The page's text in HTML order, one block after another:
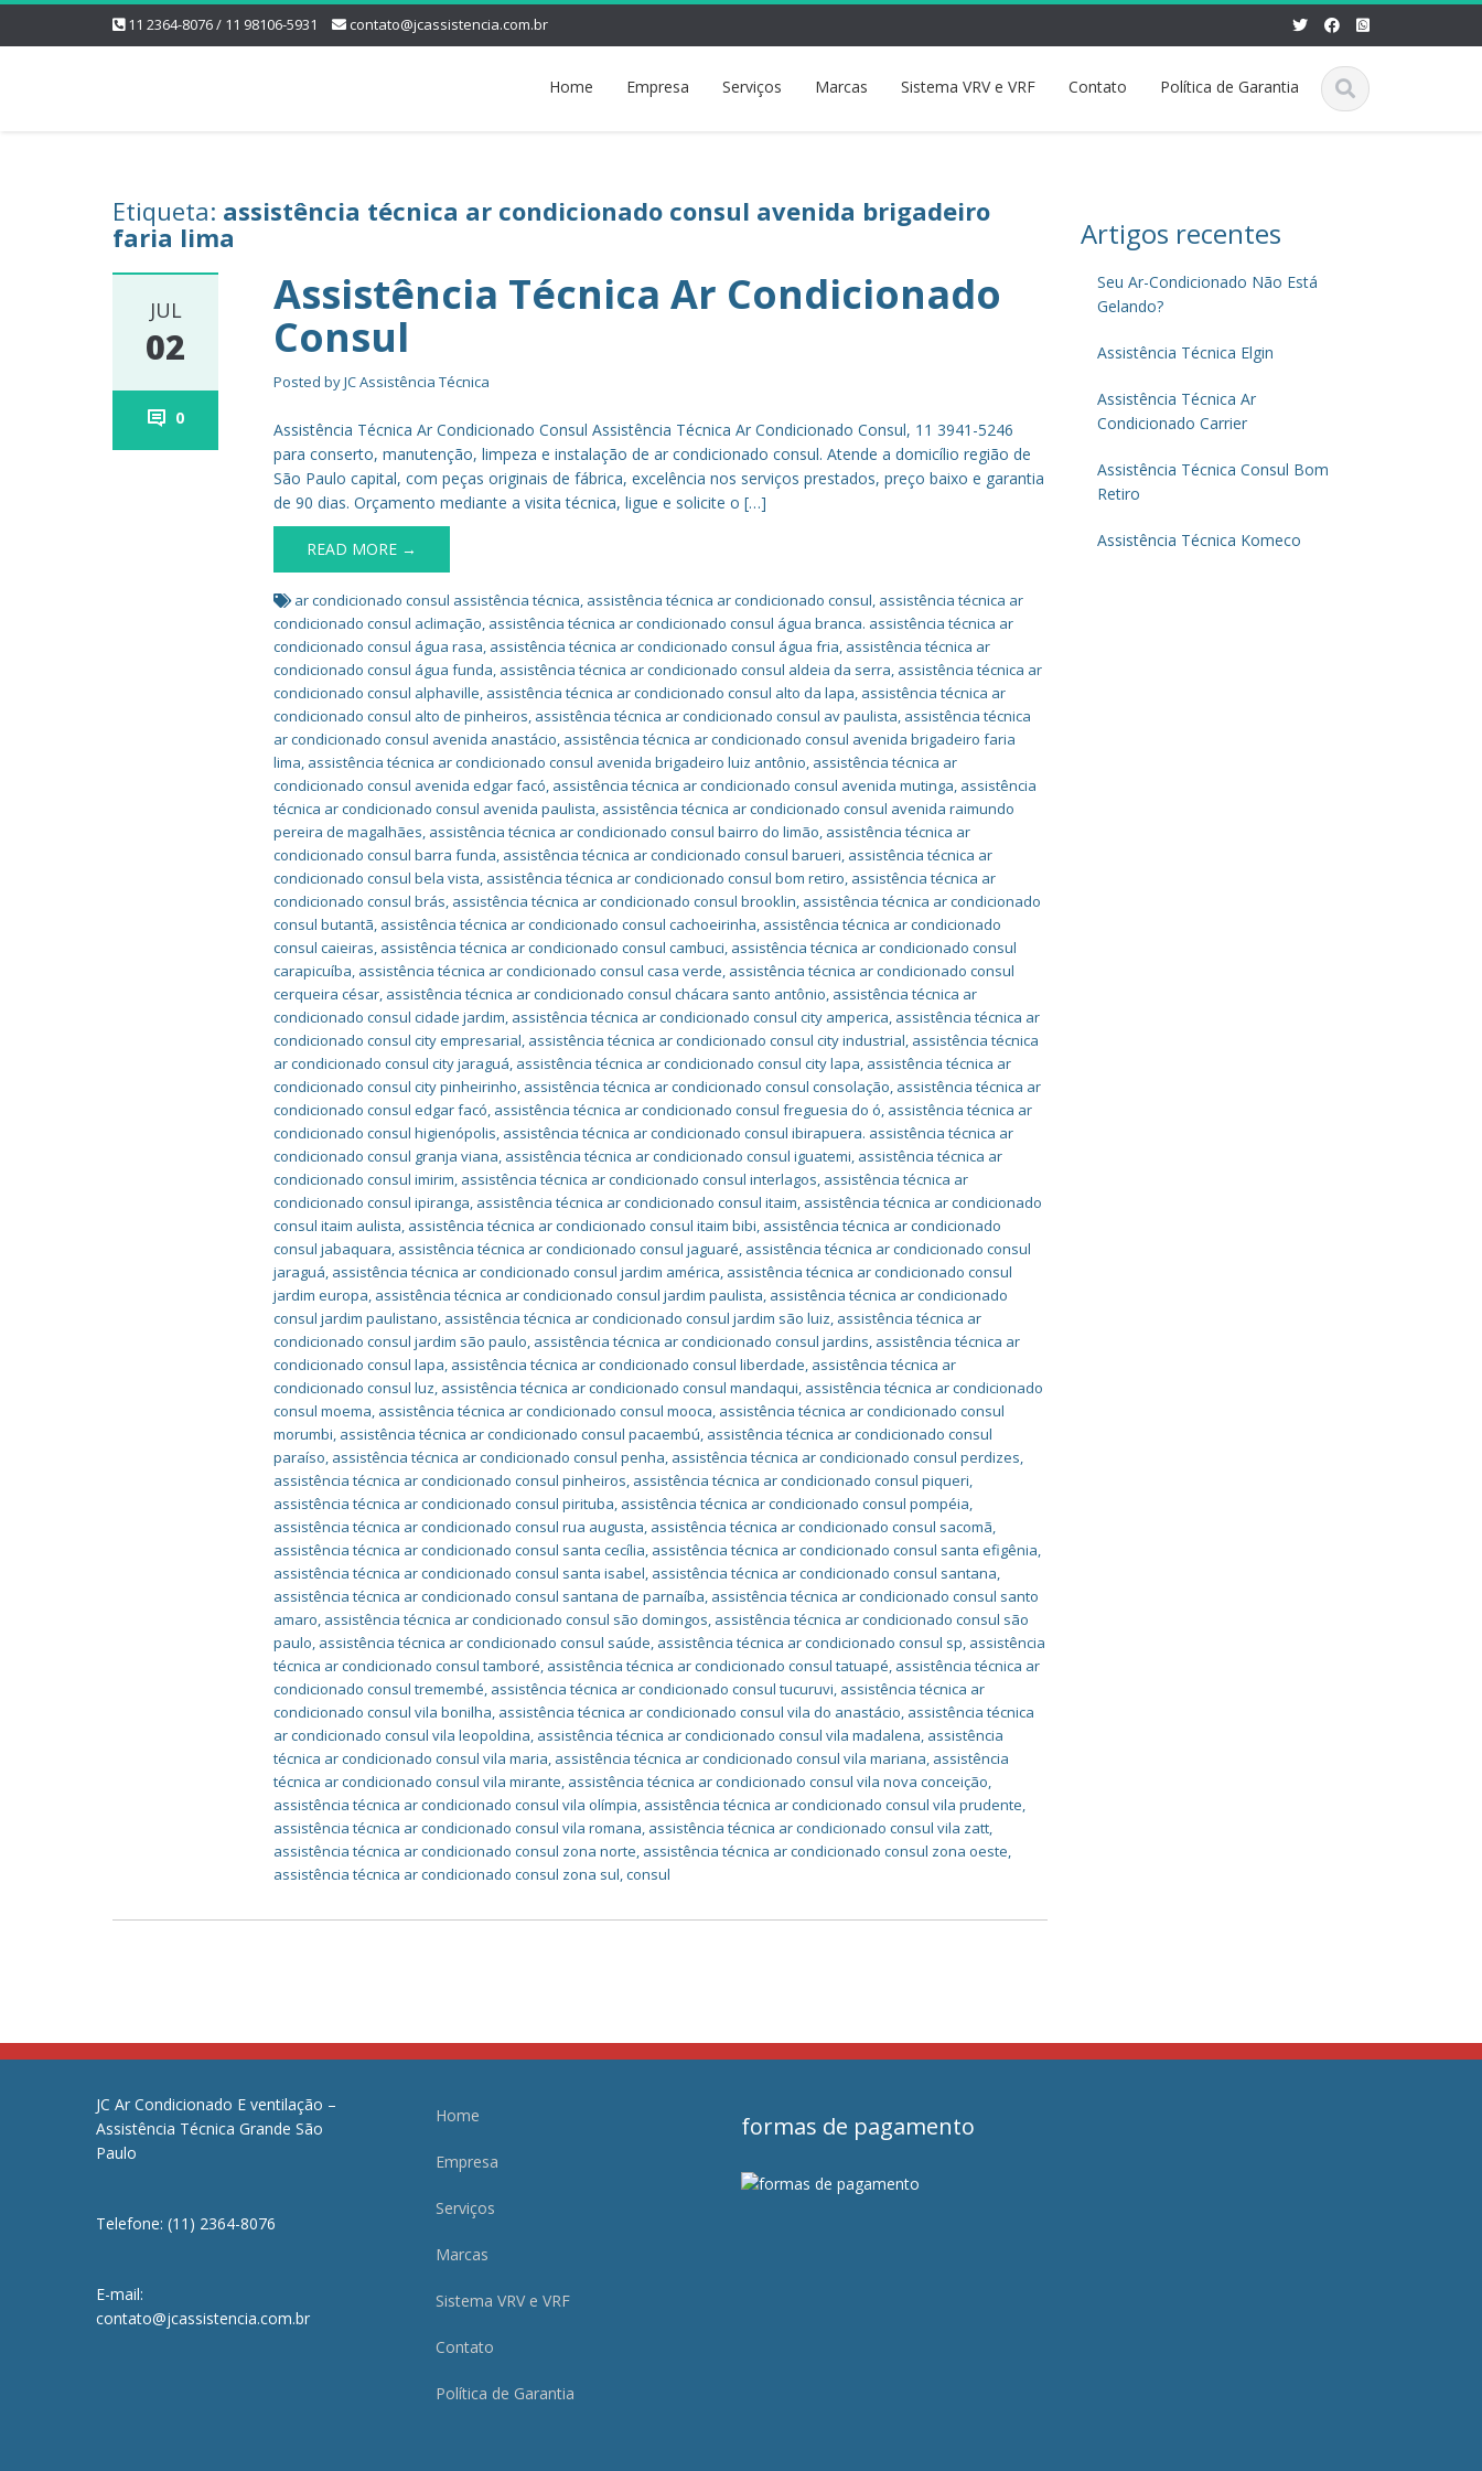
11 2364-8076 / 11 98106-5931 contato@jcassistencia.com.br
Home Empresa Serviços Marcas Sistema VRV e VRF Contato Política de Garantia
Etiqueta: assistência técnica ar condicionado consul avenida brigadeiro
faria lima
JUL
02
0
Assistência Técnica Ar Condicionado
Consul
Posted byJC Assistência Técnica
Assistência Técnica Ar Condicionado Consul Assistência Técnica Ar Condicionado Consul, 11 3941-5246
para conserto, manutenção, limpeza e instalação de ar condicionado consul. Atende a domicílio região de
São Paulo capital, com peças originais de fábrica, excelência nos serviços prestados, preço baixo e garantia
de 90 dias. Orçamento mediante a visita técnica, ligue e solicite o […]
READ MORE →
ar condicionado consul assistência técnica, assistência técnica ar condicionado consul, assistência técnica ar
condicionado consul aclimação, assistência técnica ar condicionado consul água branca. assistência técnica ar
condicionado consul água rasa, assistência técnica ar condicionado consul água fria, assistência técnica ar
condicionado consul água funda, assistência técnica ar condicionado consul aldeia da serra, assistência técnica ar
condicionado consul alphaville, assistência técnica ar condicionado consul alto da lapa, assistência técnica ar
condicionado consul alto de pinheiros, assistência técnica ar condicionado consul av paulista, assistência técnica
ar condicionado consul avenida anastácio, assistência técnica ar condicionado consul avenida brigadeiro faria
lima, assistência técnica ar condicionado consul avenida brigadeiro luiz antônio, assistência técnica ar
condicionado consul avenida edgar facó, assistência técnica ar condicionado consul avenida mutinga, assistência
técnica ar condicionado consul avenida paulista, assistência técnica ar condicionado consul avenida raimundo
pereira de magalhães, assistência técnica ar condicionado consul bairro do limão, assistência técnica ar
condicionado consul barra funda, assistência técnica ar condicionado consul barueri, assistência técnica ar
condicionado consul bela vista, assistência técnica ar condicionado consul bom retiro, assistência técnica ar
condicionado consul brás, assistência técnica ar condicionado consul brooklin, assistência técnica ar condicionado
consul butantã, assistência técnica ar condicionado consul cachoeirinha, assistência técnica ar condicionado
consul caieiras, assistência técnica ar condicionado consul cambuci, assistência técnica ar condicionado consul
carapicuíba, assistência técnica ar condicionado consul casa verde, assistência técnica ar condicionado consul
cerqueira césar, assistência técnica ar condicionado consul chácara santo antônio, assistência técnica ar
condicionado consul cidade jardim, assistência técnica ar condicionado consul city amperica, assistência técnica ar
condicionado consul city empresarial, assistência técnica ar condicionado consul city industrial, assistência técnica
ar condicionado consul city jaraguá, assistência técnica ar condicionado consul city lapa, assistência técnica ar
condicionado consul city pinheirinho, assistência técnica ar condicionado consul consolação, assistência técnica ar
condicionado consul edgar facó, assistência técnica ar condicionado consul freguesia do ó, assistência técnica ar
condicionado consul higienópolis, assistência técnica ar condicionado consul ibirapuera. assistência técnica ar
condicionado consul granja viana, assistência técnica ar condicionado consul iguatemi, assistência técnica ar
condicionado consul imirim, assistência técnica ar condicionado consul interlagos, assistência técnica ar
condicionado consul ipiranga, assistência técnica ar condicionado consul itaim, assistência técnica ar condicionado
consul itaim aulista, assistência técnica ar condicionado consul itaim bibi, assistência técnica ar condicionado
consul jabaquara, assistência técnica ar condicionado consul jaguaré, assistência técnica ar condicionado consul
jaraguá, assistência técnica ar condicionado consul jardim américa, assistência técnica ar condicionado consul
jardim europa, assistência técnica ar condicionado consul jardim paulista, assistência técnica ar condicionado
consul jardim paulistano, assistência técnica ar condicionado consul jardim são luiz, assistência técnica ar
condicionado consul jardim são paulo, assistência técnica ar condicionado consul jardins, assistência técnica ar
condicionado consul lapa, assistência técnica ar condicionado consul liberdade, assistência técnica ar
condicionado consul luz, assistência técnica ar condicionado consul mandaqui, assistência técnica ar condicionado
consul moema, assistência técnica ar condicionado consul mooca, assistência técnica ar condicionado consul
morumbi, assistência técnica ar condicionado consul pacaembú, assistência técnica ar condicionado consul
paraíso, assistência técnica ar condicionado consul penha, assistência técnica ar condicionado consul perdizes,
assistência técnica ar condicionado consul pinheiros, assistência técnica ar condicionado consul piqueri,
assistência técnica ar condicionado consul pirituba, assistência técnica ar condicionado consul pompéia,
assistência técnica ar condicionado consul rua augusta, assistência técnica ar condicionado consul sacomã,
assistência técnica ar condicionado consul santa cecília, assistência técnica ar condicionado consul santa efigênia,
assistência técnica ar condicionado consul santa isabel, assistência técnica ar condicionado consul santana,
assistência técnica ar condicionado consul santana de parnaíba, assistência técnica ar condicionado consul santo
amaro, assistência técnica ar condicionado consul são domingos, assistência técnica ar condicionado consul são
paulo, assistência técnica ar condicionado consul saúde, assistência técnica ar condicionado consul sp, assistência
técnica ar condicionado consul tamboré, assistência técnica ar condicionado consul tatuapé, assistência técnica ar
condicionado consul tremembé, assistência técnica ar condicionado consul tucuruvi, assistência técnica ar
condicionado consul vila bonilha, assistência técnica ar condicionado consul vila do anastácio, assistência técnica
ar condicionado consul vila leopoldina, assistência técnica ar condicionado consul vila madalena, assistência
técnica ar condicionado consul vila maria, assistência técnica ar condicionado consul vila mariana, assistência
técnica ar condicionado consul vila mirante, assistência técnica ar condicionado consul vila nova conceição,
assistência técnica ar condicionado consul vila olímpia, assistência técnica ar condicionado consul vila prudente,
assistência técnica ar condicionado consul vila romana, assistência técnica ar condicionado consul vila zatt,
assistência técnica ar condicionado consul zona norte, assistência técnica ar condicionado consul zona oeste,
assistência técnica ar condicionado consul zona sul,consul
Artigos recentes
Seu Ar-Condicionado Não Está
Gelando?
Assistência Técnica Elgin
Assistência Técnica Ar
Condicionado Carrier
Assistência Técnica Consul Bom
Retiro
Assistência Técnica Komeco
JC Ar Condicionado E ventilação –
Assistência Técnica Grande São
Paulo
Telefone: (11) 2364-8076
E-mail:
contato@jcassistencia.com.br
Home
Empresa
Serviços
Marcas
Sistema VRV e VRF
Contato
Política de Garantia
formas de pagamento